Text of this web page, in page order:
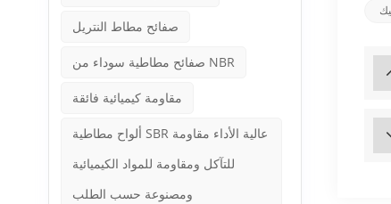
صفائح مطاط النتريل
صفائح مطاطية سوداء من NBR
مقاومة كيميائية فائقة
ألواح مطاطية SBR عالية الأداء مقاومة
للتآكل ومقاومة للمواد الكيميائية
ومصنوعة حسب الطلب